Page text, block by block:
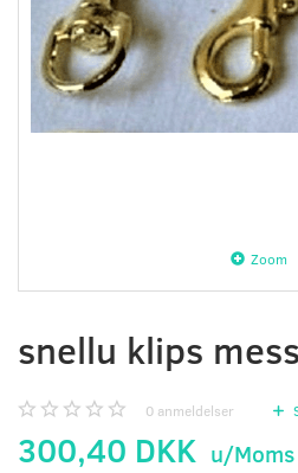
Zoom
snellu klips
0 anmeldelser
300,40 DKK u/Moms